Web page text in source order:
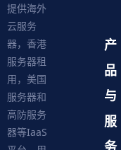
提供海外
云服务
器，香港
服务器租
用，美国
服务器和
高防服务
器等IaaS
产
品
与
服
务